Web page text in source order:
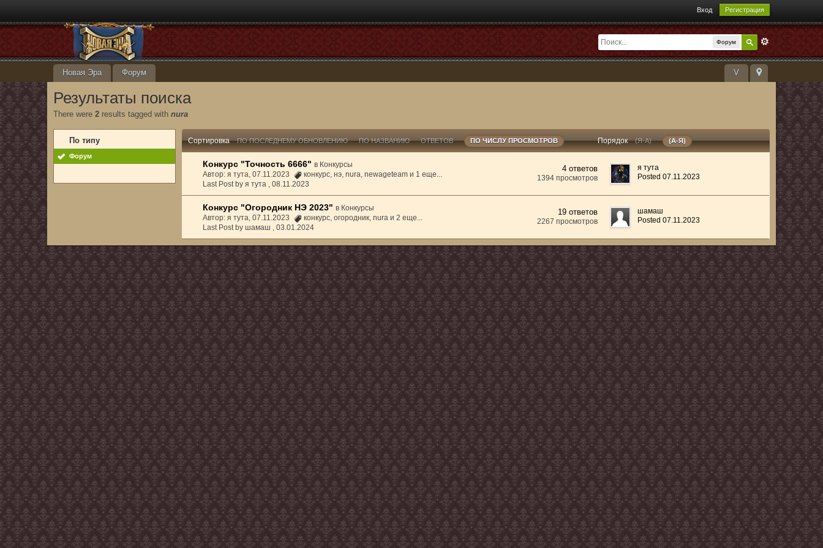
Вход Регистрация
Форум
V
Новая Эра Форум
Результаты поиска
There were2 results tagged withnura
По типу
Форум
Сортировка ПО ПОСЛЕДНЕМУ ОБНОВЛЕНИЮ ПО НАЗВАНИЮ ОТВЕТОВ ПО ЧИСЛУ ПРОСМОТРОВ Порядок (Я-А) (А-Я)
Конкурс "Точность 6666" в Конкурсы
Автор: я тута, 07.11.2023
конкурс,нэ,nura,newageteam и 1 еще...
Last Post by я тута ,08.11.2023
4 ответов
1394 просмотров
я тута
Posted 07.11.2023
Конкурс "Огородник НЭ 2023" в Конкурсы
Автор: я тута, 07.11.2023
конкурс,огородник,nura и 2 еще...
Last Post by шамаш ,03.01.2024
19 ответов
2267 просмотров
шамаш
Posted 07.11.2023